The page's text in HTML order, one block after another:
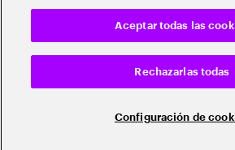
Configuración de
Rechazarlas todas
Aceptar todas las